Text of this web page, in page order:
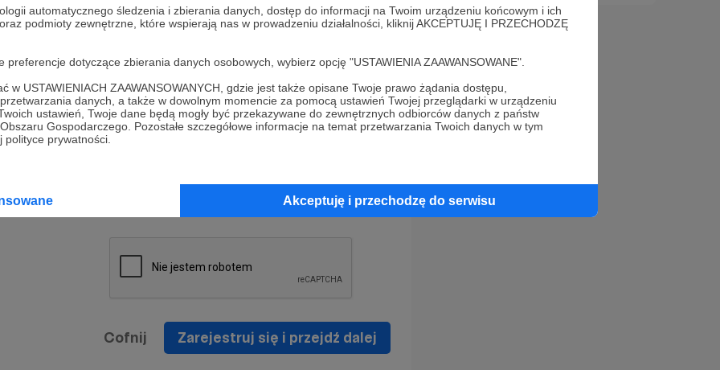
automatycznego śledzenia i zbierania danych, dostęp do informacji na Twoim urządzeniu końcowym i ich
podmioty zewnętrzne, które wspierają nas w prowadzeniu działalności, kliknij AKCEPTUJĘ I PRZECHODZĘ
dotyczące zbierania danych osobowych, wybierz opcję "USTAWIENIA ZAAWANSOWANE".
w USTAWIENIACH ZAAWANSOWANYCH, gdzie jest także opisane Twoje prawo żądania dostępu,
danych, a także w dowolnym momencie za pomocą ustawień Twojej przeglądarki w urządzeniu
ustawień, Twoje dane będą mogły być przekazywane do zewnętrznych odbiorców danych z państw
Gospodarczego. Pozostałe szczegółowe informacje na temat przetwarzania Twoich danych w tym
prywatności.
Akceptuję i przechodzę do serwisu
z
prawo
na
Politykę Prywatności
* Wyrażam zgodę na przetwarzanie moich danych
osobowych podanych w formularzu rejestracyjnym w celu
prawidłowego świadczenia usług serwisu Patronite.
informacji handlowych - newslettera. Opcja ta może zostać
Cofnij Zarejestruj się i przejdź dalej